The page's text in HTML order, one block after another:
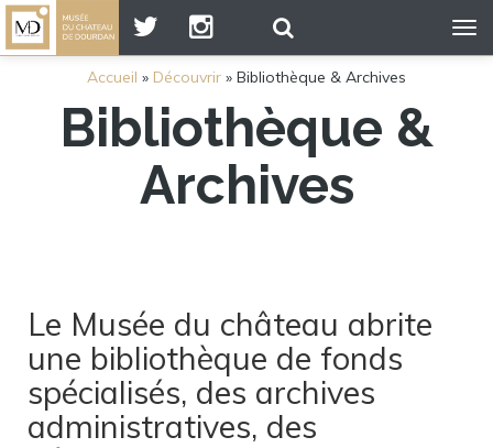
Accueil » Découvrir » Bibliothèque & Archives
Bibliothèque &
Archives
Le Musée du château abrite
une bibliothèque de fonds
spécialisés, des archives
administratives, des